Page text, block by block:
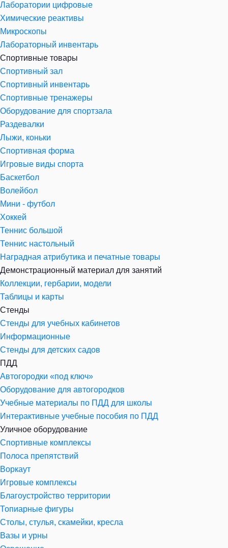
Лаборатории цифровые
Химические реактивы
Микроскопы
Лабораторный инвентарь
Спортивные товары
Спортивный зал
Спортивный инвентарь
Спортивные тренажеры
Оборудование для спортзала
Раздевалки
Лыжи, коньки
Спортивная форма
Игровые виды спорта
Баскетбол
Волейбол
Мини - футбол
Хоккей
Теннис большой
Теннис настольный
Наградная атрибутика и печатные товары
Демонстрационный материал для занятий
Коллекции, гербарии, модели
Таблицы и карты
Стенды
Стенды для учебных кабинетов
Информационные
Стенды для детских садов
ПДД
Автогородки «под ключ»
Оборудование для автогородков
Учебные материалы по ПДД для школы
Интерактивные учебные пособия по ПДД
Уличное оборудование
Спортивные комплексы
Полоса препятствий
Воркаут
Игровые комплексы
Благоустройство территории
Топиарные фигуры
Столы, стулья, скамейки, кресла
Вазы и урны